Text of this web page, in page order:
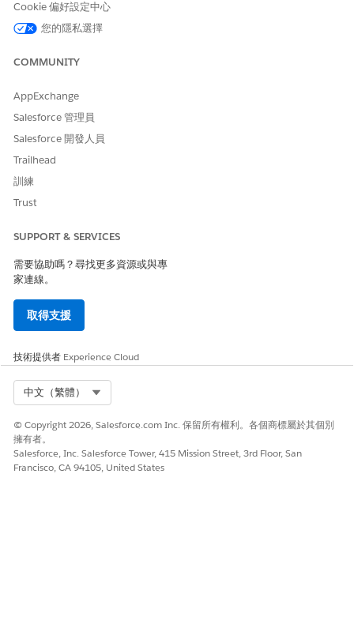
Cookie 偏好設定中心
您的隱私選擇
COMMUNITY
AppExchange
Salesforce 管理員
Salesforce 開發人員
Trailhead
訓練
Trust
SUPPORT & SERVICES
需要協助嗎？尋找更多資源或與專
家連線。
取得支援
技術提供者 Experience Cloud
中文（繁體）
© Copyright 2026, Salesforce.com Inc. 保留所有權利。各個商標屬於其個別
擁有者。
Salesforce, Inc. Salesforce Tower, 415 Mission Street, 3rd Floor, San
Francisco, CA 94105, United States